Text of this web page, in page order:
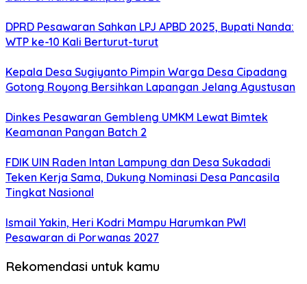
DPRD Pesawaran Sahkan LPJ APBD 2025, Bupati Nanda:
WTP ke-10 Kali Berturut-turut
Kepala Desa Sugiyanto Pimpin Warga Desa Cipadang
Gotong Royong Bersihkan Lapangan Jelang Agustusan
Dinkes Pesawaran Gembleng UMKM Lewat Bimtek
Keamanan Pangan Batch 2
FDIK UIN Raden Intan Lampung dan Desa Sukadadi
Teken Kerja Sama, Dukung Nominasi Desa Pancasila
Tingkat Nasional
Ismail Yakin, Heri Kodri Mampu Harumkan PWI
Pesawaran di Porwanas 2027
Rekomendasi untuk kamu